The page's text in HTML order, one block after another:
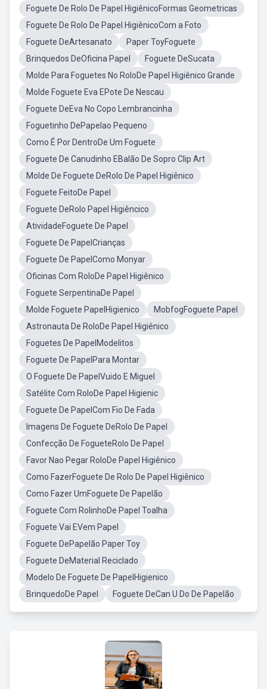
Foguete De Rolo De Papel HigiênicoFormas Geometricas
Foguete De Rolo De Papel HigiênicoCom a Foto
Foguete DeArtesanato
Paper ToyFoguete
Brinquedos DeOficina Papel
Foguete DeSucata
Molde Para Foguetes No RoloDe Papel Higiênico Grande
Molde Foguete Eva EPote De Nescau
Foguete DeEva No Copo Lembrancinha
Foguetinho DePapelao Pequeno
Como É Por DentroDe Um Foguete
Foguete De Canudinho EBalão De Sopro Clip Art
Molde De Foguete DeRolo De Papel Higiênico
Foguete FeitoDe Papel
Foguete DeRolo Papel Higiêncico
AtividadeFoguete De Papel
Foguete De PapelCrianças
Foguete De PapelComo Monyar
Oficinas Com RoloDe Papel Higiênico
Foguete SerpentinaDe Papel
Molde Foguete PapelHigienico
MobfogFoguete Papel
Astronauta De RoloDe Papel Higiênico
Foguetes De PapelModelitos
Foguete De PapelPara Montar
O Foguete De PapelVuido E Miguel
Satélite Com RoloDe Papel Higienic
Foguete De PapelCom Fio De Fada
Imagens De Foguete DeRolo De Papel
Confecção De FogueteRolo De Papel
Favor Nao Pegar RoloDe Papel Higiênico
Como FazerFoguete De Rolo De Papel Higiênico
Como Fazer UmFoguete De Papelão
Foguete Com RolinhoDe Papel Toalha
Foguete Vai EVem Papel
Foguete DePapelão Paper Toy
Foguete DeMaterial Reciclado
Modelo De Foguete De PapelHigienico
BrinquedoDe Papel
Foguete DeCan U Do De Papelão